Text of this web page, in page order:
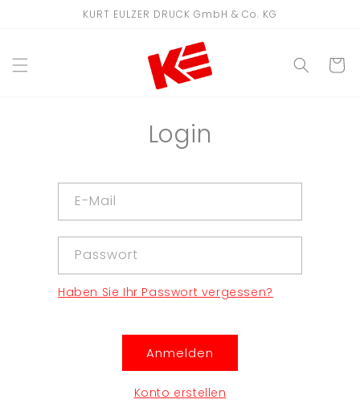
KURT EULZER DRUCK GmbH & Co. KG
Login
E-Mail
Passwort
Haben Sie Ihr Passwort vergessen?
Anmelden
Konto erstellen